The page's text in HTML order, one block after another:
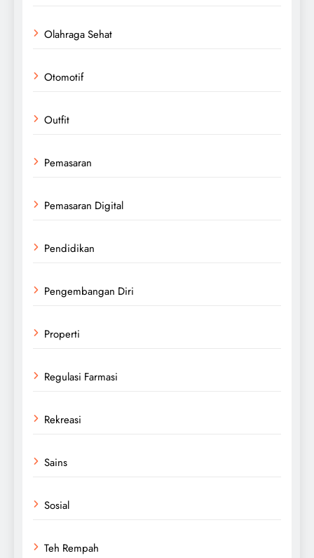
Olahraga Sehat
Otomotif
Outfit
Pemasaran
Pemasaran Digital
Pendidikan
Pengembangan Diri
Properti
Regulasi Farmasi
Rekreasi
Sains
Sosial
Teh Rempah